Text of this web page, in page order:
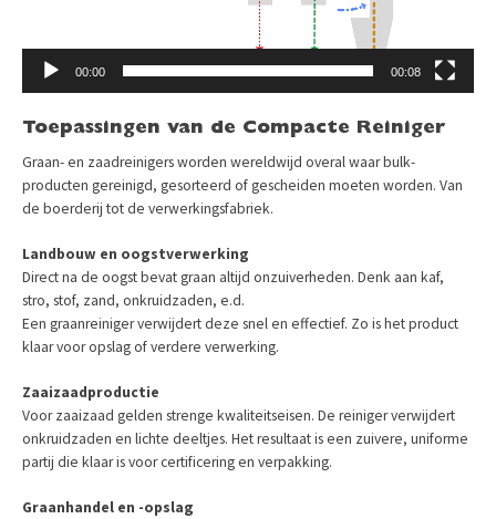
00:00 00:08
Toepassingen van de Compacte Reiniger
Graan- en zaadreinigers worden wereldwijd overal waar bulk­
producten gereinigd, gesorteerd of gescheiden moeten worden. Van
de boerderij tot de verwerkingsfabriek.
Landbouw en oogstverwerking
Direct na de oogst bevat graan altijd onzuiverheden. Denk aan kaf,
stro, stof, zand, onkruidzaden, e.d.
Een graanreiniger verwijdert deze snel en effectief. Zo is het product
klaar voor opslag of verdere verwerking.
Zaaizaadproductie
Voor zaaizaad gelden strenge kwaliteitseisen. De reiniger verwijdert
onkruidzaden en lichte deeltjes. Het resultaat is een zuivere, uniforme
partij die klaar is voor certificering en verpakking.
Graanhandel en -opslag